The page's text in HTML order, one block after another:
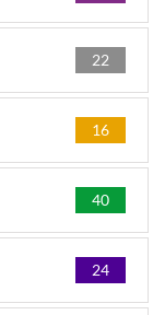
22
16
40
24